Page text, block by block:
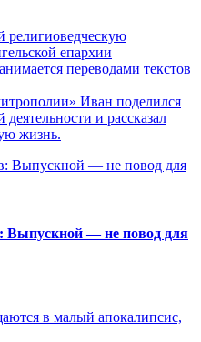
религиоведческую
епархии
переводами текстов
Иван поделился
и рассказал
жизнь.
Выпускной — не повод для
в малый апокалипсис,